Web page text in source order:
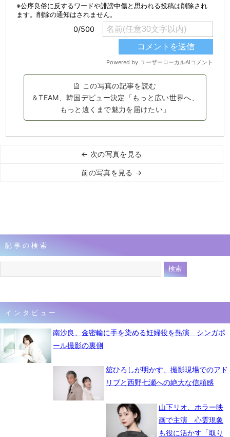
この写真の記事を読む
＆TEAM、韓国デビュー決定「もっと広い世界へ、
もっと遠くまで魅力を届けたい」
← 次の写真を見る
前の写真を見る →
記事の検索
インタビュー
南沙良、金密輸に手を染める妊婦役を熱演 シンガポ
ール撮影の裏側
舘ひろしが明かす、撮影現場でのアド
リブと西野七瀬への絶大な信頼感
山下リオ、ホラー映
画で主演 心霊現象
も役に活かす「取り